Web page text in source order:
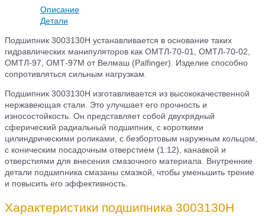
основаниеОписание
Детали
Подшипник 3003130Н устанавливается в основание таких
гидравлических манипуляторов как ОМТЛ-70-01, ОМТЛ-70-02,
ОМТЛ-97, ОМТ-97М от Велмаш (Palfinger). Изделие способно
сопротивляться сильным нагрузкам.
Подшипник 3003130Н изготавливается из высококачественной
нержавеющая стали. Это улучшает его прочность и
износостойкость. Он представляет собой двухрядный
сферический радиальный подшипник, с короткими
цилиндрическими роликами, с безбортовым наружным кольцом,
с коническим посадочным отверстием (1:12), канавкой и
отверстиями для внесения смазочного материала. Внутренние
детали подшипника смазаны смазкой, чтобы уменьшить трение
и повысить его эффективность.
Характеристики подшипника 3003130Н